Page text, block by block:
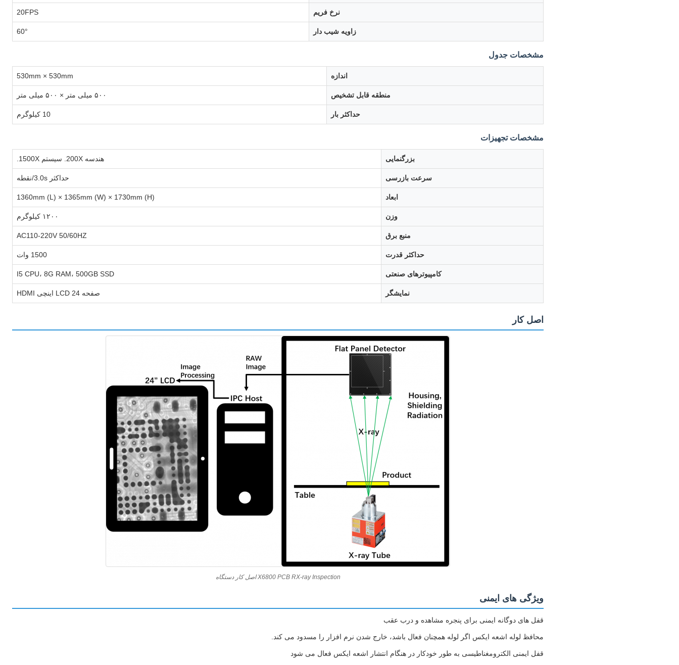
نرخ فریم 20FPS
زاویه شیب دار 60°
مشخصات جدول
اندازه 530mm × 530mm
منطقه قابل تشخیص ۵۰۰ میلی متر × ۵۰۰ میلی متر
حداکثر بار 10 کیلوگرم
مشخصات تجهیزات
بزرگنمایی هندسه 200X. سیستم 1500X.
سرعت بازرسی حداکثر 3.0s/نقطه
ابعاد 1360mm (L) × 1365mm (W) × 1730mm (H)
وزن ۱۲۰۰ کیلوگرم
منبع برق AC110-220V 50/60HZ
حداکثر قدرت 1500 وات
کامپیوترهای صنعتی I5 CPU، 8G RAM، 500GB SSD
نمایشگر صفحه LCD 24 اینچی HDMI
اصل کار
X6800 PCB RX-ray Inspection اصل کار دستگاه
ویژگی های ایمنی
قفل های دوگانه ایمنی برای پنجره مشاهده و درب عقب
محافظ لوله اشعه ایکس اگر لوله همچنان فعال باشد، خارج شدن نرم افزار را مسدود می کند.
قفل ایمنی الکترومغناطیسی به طور خودکار در هنگام انتشار اشعه ایکس فعال می شود